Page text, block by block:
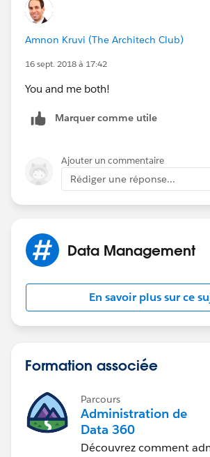
Amnon Kruvi (The Architech Club)
16 sept. 2018 à 17:42
You and me both!
Marquer comme utile
Ajouter un commentaire
Rédiger une réponse...
Data Management
En savoir plus sur ce
Formation associée
Parcours
Administration de
Data 360
Découvrez comment